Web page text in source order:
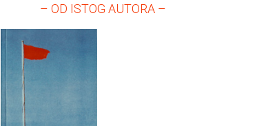
– OD ISTOG AUTORA –